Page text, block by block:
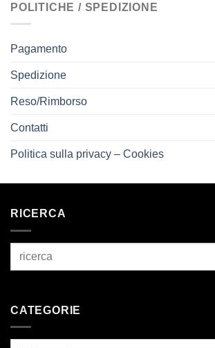
POLITICHE / SPEDIZIONE
Pagamento
Spedizione
Reso/Rimborso
Contatti
Politica sulla privacy – Cookies
RICERCA
CATEGORIE